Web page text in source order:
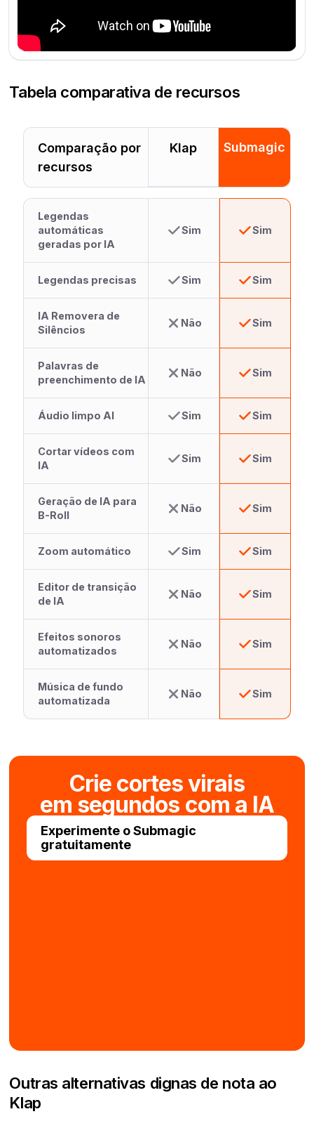
Tabela comparativa de recursos
Comparação por
recursos
Klap Submagic
Legendas
automáticas
geradas por IA
Sim Sim
Legendas precisas Sim Sim
IA Removera de
Silêncios
Não Sim
Palavras de
preenchimento de IA
Não Sim
Áudio limpo AI Sim Sim
Cortar vídeos com
IA
Sim Sim
Geração de IA para
B-Roll
Não Sim
Zoom automático Sim Sim
Editor de transição
de IA
Não Sim
Efeitos sonoros
automatizados
Não Sim
Música de fundo
automatizada
Não Sim
Crie cortes virais
em segundos com a IA
Experimente o Submagic
gratuitamente
Outras alternativas dignas de nota ao
Klap